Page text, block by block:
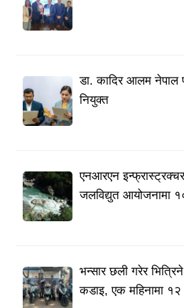
डा. कादिर आलम नेपाल
नियुक्त
एनआरएन
जलविद्युत आयोजनामा
भन्सार छली गरेर
कडाइ, एक महिनामा १२